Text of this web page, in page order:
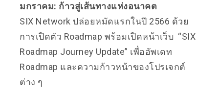
มกราคม: ก้าวสู่เส้นทางแห่งอนาคต
SIX Network ปล่อยหมัดแรกในปี 2566 ด้วย
การเปิดตัว Roadmap พร้อมเปิดหน้าเว็บ “SIX
Roadmap Journey Update” เพื่ออัพเดท
Roadmap และความก้าวหน้าของโปรเจกต์
ต่าง ๆ